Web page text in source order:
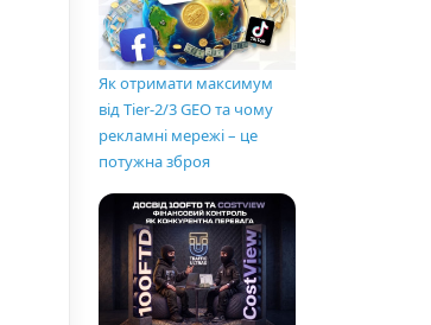
Як отримати максимум
від Tier-2/3 GEO та чому
рекламні мережі – це
потужна зброя